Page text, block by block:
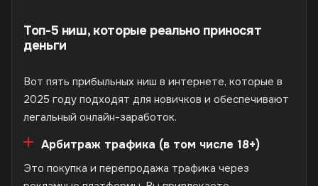
Топ-5 ниш, которые реально приносят
деньги
Вот пять прибыльных ниш в интернете, которые в
2025 году подходят для новичков и обеспечивают
легальный онлайн-заработок.
Арбитраж трафика (в том числе 18+)
Это покупка и перепродажа трафика через